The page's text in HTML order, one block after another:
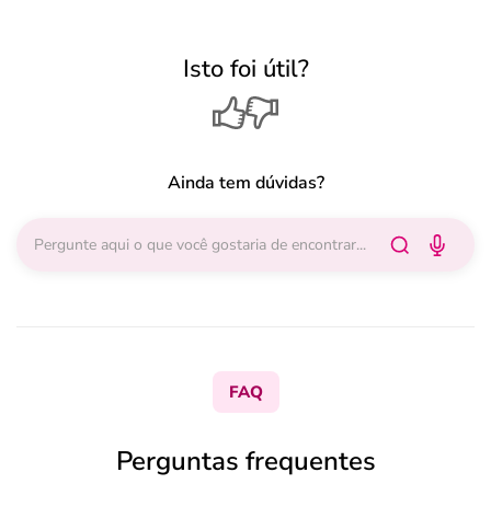
Isto foi útil?
Ainda tem dúvidas?
FAQ
Perguntas frequentes